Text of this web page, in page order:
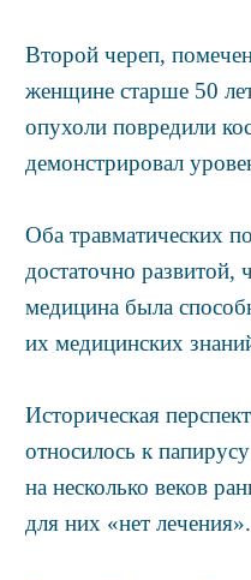
Второй череп,
женщине старше 50
опухоли повредили
демонстрировал
Оба травматических
достаточно развитой,
медицина была
их медицинских
Историческая
относилось к
на несколько веков
для них «нет